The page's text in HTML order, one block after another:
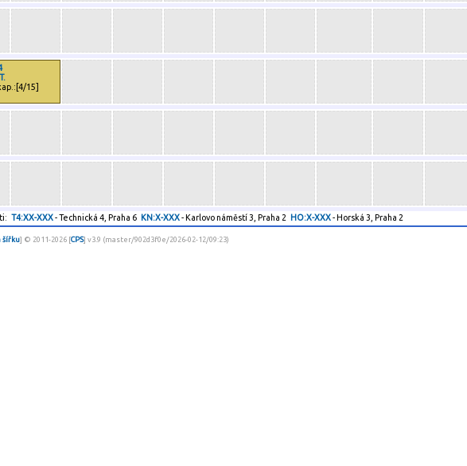
15]
T4:XX-XXX- Technická 4, Praha 6 KN:X-XXX- Karlovo náměstí 3, Praha 2 HO:X-XXX- Horská 3, Praha 2
šířku] © 2011-2026 [CPS] v3.9 (master/902d3f0e/2026-02-12/09:23)